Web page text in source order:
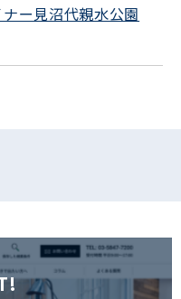
ー見沼代親水公園